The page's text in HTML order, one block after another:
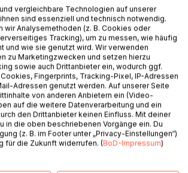
für all das, murmelt der alte
den Fensterspalt zu.
dass Noel Zaikow in der Hütte auf dem
von Eis umschlossen.
Albträume nach und nach in die Realität
sein Leben zwischen den Eisblöcken
Noel, diesen Grund zu finden.
bis an die Grenzen seines Verstands
und Freundschaft, Abhängigkeit
vergleichbare Technologien auf unserer
sind essenziell und technisch notwendig.
wir Analysemethoden (z. B. Cookies oder
Tracking), um zu messen, wie häufig
und wie sie genutzt wird. Wir verwenden
zu Marketingzwecken und setzen hierzu
sowie auch Drittanbieter ein, wodurch ggf.
Fingerprints, Tracking-Pixel, IP-Adressen
Adressen genutzt werden. Auf unserer Seite
von anderen Anbietern ein (Video-
auf die weitere Datenverarbeitung und ein
den Drittanbieter keinen Einfluss. Mit deiner
in die oben beschriebenen Vorgänge ein. Du
(z. B. im Footer unter „Privacy-Einstellungen“)
für die Zukunft widerrufen. (BoD-Impressum)